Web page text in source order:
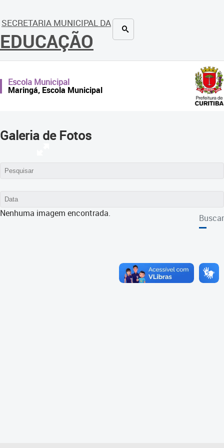
SECRETARIA MUNICIPAL DA
EDUCAÇÃO
Escola Municipal
Maringá, Escola Municipal
Galeria de Fotos
Buscar
Nenhuma imagem encontrada.